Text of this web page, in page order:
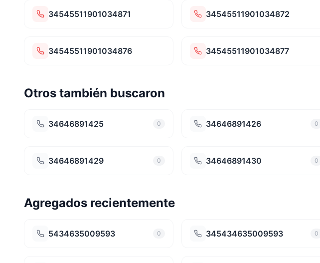
34545511901034871 34545511901034872
34545511901034876 34545511901034877
Otros también buscaron
34646891425 0 34646891426 0
34646891429 0 34646891430 0
Agregados recientemente
5434635009593 0 345434635009593 0